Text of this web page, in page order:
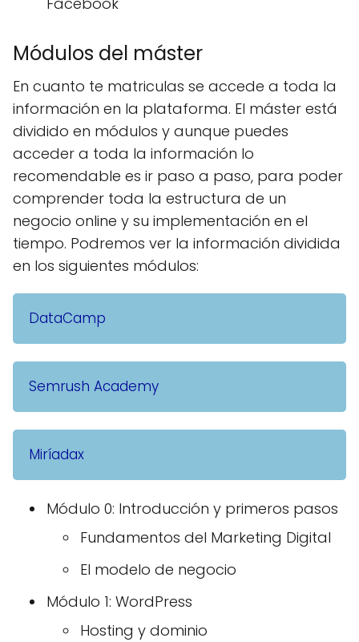
Módulos del máster
En cuanto te matriculas se accede a toda la
información en la plataforma. El máster está
dividido en módulos y aunque puedes
acceder a toda la información lo
recomendable es ir paso a paso, para poder
comprender toda la estructura de un
negocio online y su implementación en el
tiempo. Podremos ver la información dividida
en los siguientes módulos:
DataCamp
Semrush Academy
Miríadax
Módulo 0: Introducción y primeros pasos
Fundamentos del Marketing Digital
El modelo de negocio
Módulo 1: WordPress
Hosting y dominio